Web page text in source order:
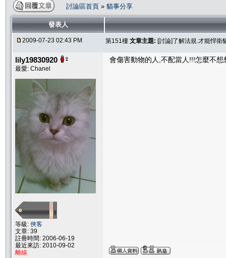
討論區首頁 » 貓事分享
發表人
2009-07-23 02:43 PM 第151樓 文章主題: [討論]了解法規.才能悍衛
lily19830920
最愛: Chanel
等級: 俠客
文章: 39
註冊時間: 2006-06-19
最近來訪: 2010-09-02
離線
會傷害動物的人,不配當人!!!怎麼不想